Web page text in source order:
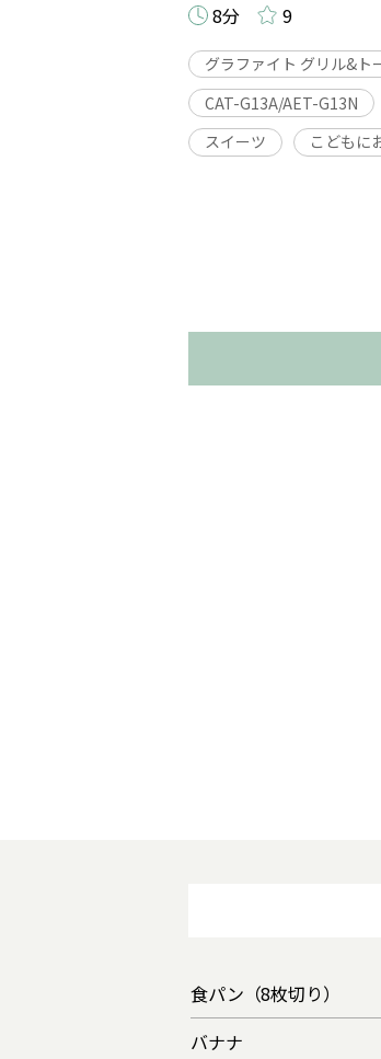
8分 9
グラファイト グリル&ト
CAT-G13A/AET-G13N
スイーツ
こどもに
食パン（8枚切り）
バナナ